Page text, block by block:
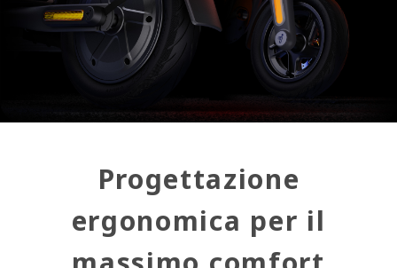
Progettazione
ergonomica per il